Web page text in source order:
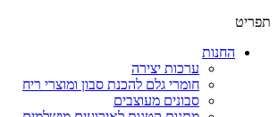
תפריט
החנות
ערכות יצירה
חומרי גלם להכנת סבון ומוצרי ריח
סבונים מעוצבים